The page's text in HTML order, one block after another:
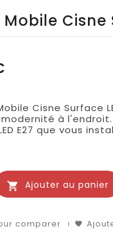
Cisne
Cisne Surface
à
E27 que vous
 Ajouter au panier
comparer